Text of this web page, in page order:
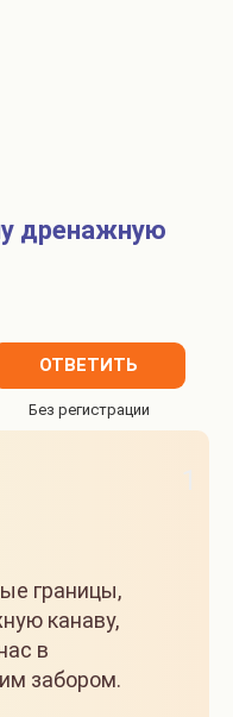
дренажную
ОТВЕТИТЬ
границы,
канаву,
в
забором.